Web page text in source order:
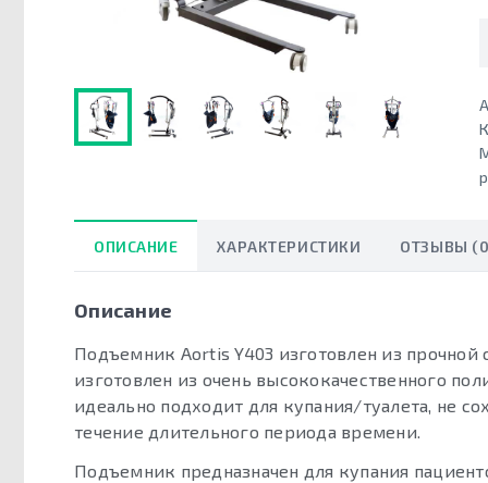
ОПИСАНИЕ ХАРАКТЕРИСТИКИ ОТЗЫВЫ
Описание
Подъемник Aortis Y403 изготовлен из
изготовлен из очень высококачественного
идеально подходит для купания/туалета, не
течение длительного периода времени.
Подъемник предназначен для купания